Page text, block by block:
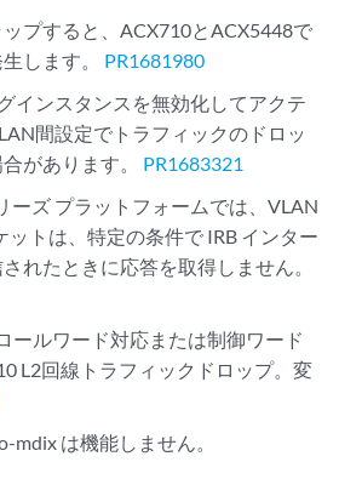
プすると、ACX710とACX5448で
します。 PR1681980
インスタンスを無効化してアクテ
間設定でトラフィックのドロッ
があります。 PR1683321
ーズ プラットフォームでは、VLAN
ットは、特定の条件で IRB インター
れたときに応答を取得しません。
ールワード対応または制御ワード
L2回線トラフィックドロップ。変
mdix は機能しません。